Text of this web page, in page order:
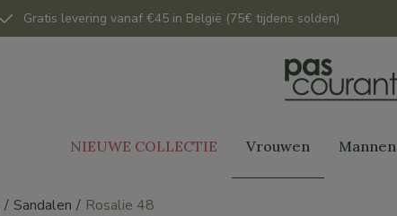
Gratis levering vanaf €45 in België (75€ tijdens solden)
NIEUWE COLLECTIE Vrouwen Mannen
Sandalen Rosalie 48